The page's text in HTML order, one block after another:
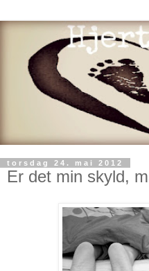
torsdag 24. mai 2012
Er det min skyld,